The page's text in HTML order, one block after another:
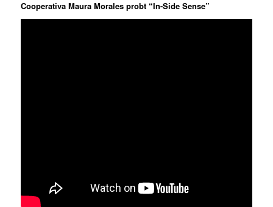
Cooperativa Maura Morales probt “In-Side Sense”